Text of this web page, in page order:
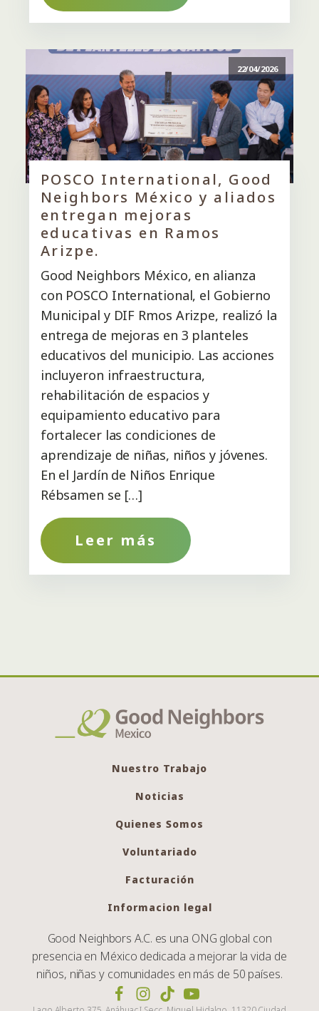
22/04/2026
POSCO International, Good
Neighbors México y aliados
entregan mejoras
educativas en Ramos
Arizpe.
Good Neighbors México, en alianza
con POSCO International, el Gobierno
Municipal y DIF Rmos Arizpe, realizó la
entrega de mejoras en 3 planteles
educativos del municipio. Las acciones
incluyeron infraestructura,
rehabilitación de espacios y
equipamiento educativo para
fortalecer las condiciones de
aprendizaje de niñas, niños y jóvenes.
En el Jardín de Niños Enrique
Rébsamen se […]
Leer más
Nuestro Trabajo
Noticias
Quienes Somos
Voluntariado
Facturación
Informacion legal
Good Neighbors A.C. es una ONG global con
presencia en México dedicada a mejorar la vida de
niños, niñas y comunidades en más de 50 países.